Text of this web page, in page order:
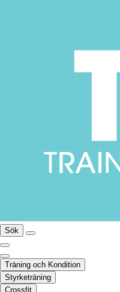
Sök
Träning och Kondition
Styrketräning
Crossfit